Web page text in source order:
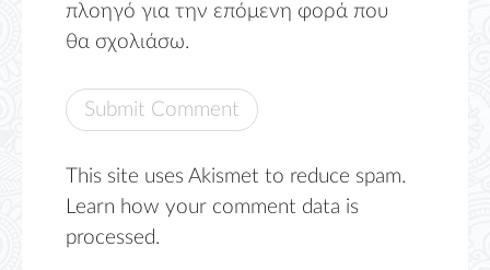
πλοηγό για την επόμενη φορά που
θα σχολιάσω.
This site uses Akismet to reduce spam.
Learn how your comment data is
processed.